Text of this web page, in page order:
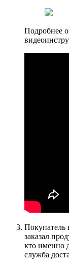
Подробнее
Покупатель
заказал
кто именно
служба